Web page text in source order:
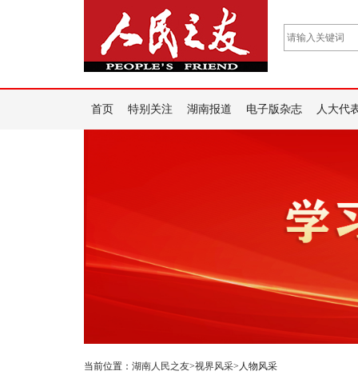
首页 特别关注 湖南报道 电子版杂志 人大代
当前位置： 湖南人民之友>视界风采>人物风采